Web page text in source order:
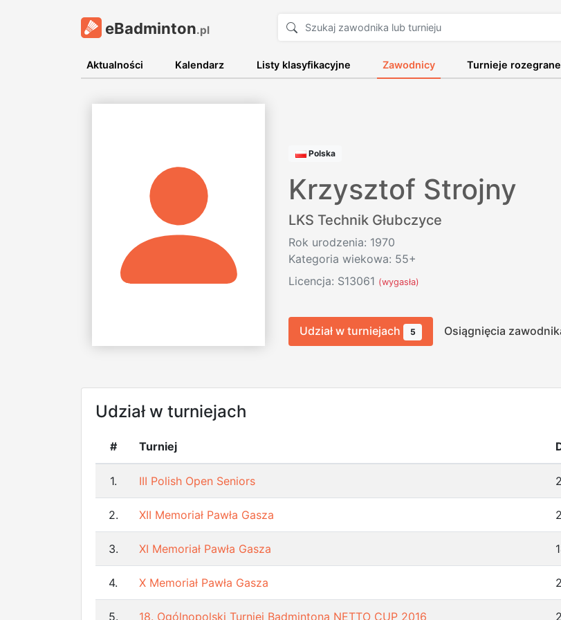
eBadminton.pl
Aktualności Kalendarz Listy klasyfikacyjne Zawodnicy Turnieje rozegrane
Polska
Krzysztof Strojny
LKS Technik Głubczyce
Rok urodzenia: 1970
Kategoria wiekowa: 55+
Licencja: S13061 (wygasła)
Udział w turniejach 5 Osiągnięcia
Udział w turniejach
# Turniej
1. III Polish Open Seniors
2. XII Memoriał Pawła Gasza
3. XI Memoriał Pawła Gasza
4. X Memoriał Pawła Gasza
5. 18. Ogólnopolski Turniej Badmintona NETTO CUP 2016